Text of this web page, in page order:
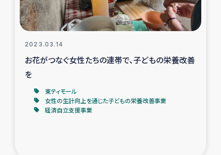
復興支援事業
ガザ人道支援
2023.03.14
お花がつなぐ女性たちの連帯で、子どもの栄養改善
を
東ティモール
女性の生計向上を通じた子どもの栄養改善事業
経済自立支援事業